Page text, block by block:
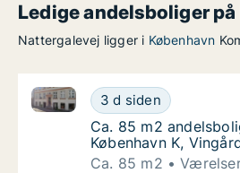
Ledige andelsboliger
Nattergalevej ligger i København
Ca. 85 m2
3 d siden
Ca. 85 m2 andelsbolig til
Ca. 85 m2
Ca. 85 m2
København K,
Ca. 85 m2